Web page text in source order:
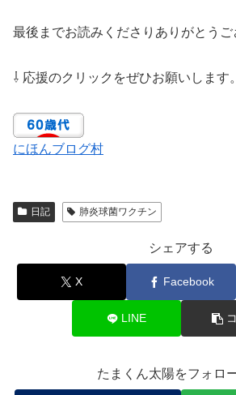
最後までお読みくださりありがとうご
⇩ 応援のクリックをぜひお願いします。
にほんブログ村
日記 肺炎球菌ワクチン
シェアする
X Facebook
LINE
たまくん太陽をフォロ